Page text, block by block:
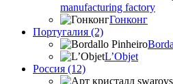
manufacturing factory
Гонконг
Португалия (2)
L’Objet
Россия (12)